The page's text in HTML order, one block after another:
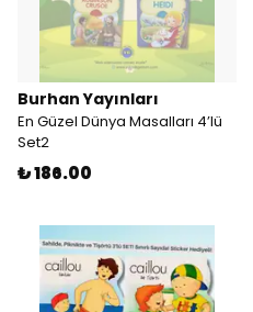
Burhan Yayınları
En Güzel Dünya Masalları 4’lü
Set2
₺ 186.00